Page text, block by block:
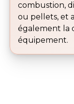
combustion,
ou pellets, et
également la
équipement.